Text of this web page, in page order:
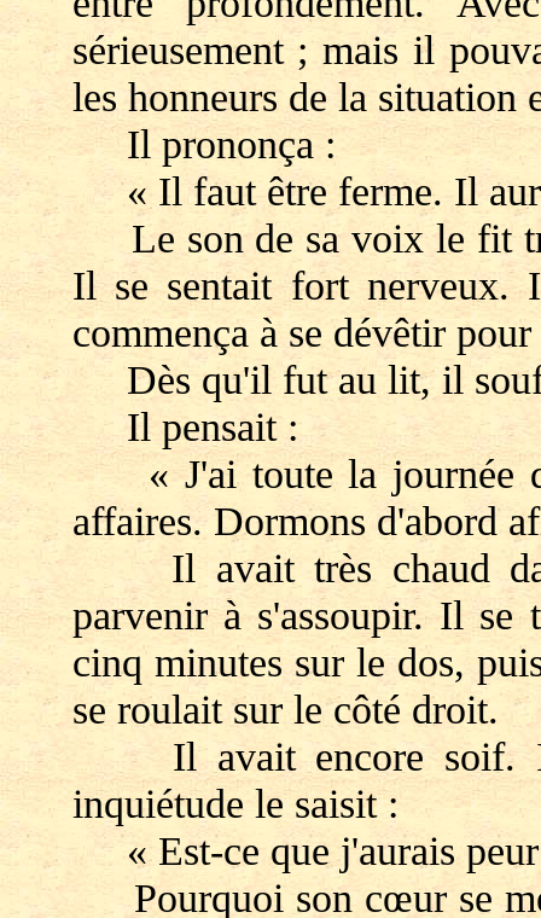
sérieusement ; mais il
les honneurs de la situation
Il prononça :
« Il faut être ferme. Il
Le son de sa voix le fit
Il se sentait fort nerveux.
commença à se dévêtir pour
Dès qu'il fut au lit, il
Il pensait :
« J'ai toute la journée
affaires. Dormons d'abord
Il avait très chaud
parvenir à s'assoupir. Il se
cinq minutes sur le dos,
se roulait sur le côté droit.
Il avait encore soif. Il
inquiétude le saisit :
« Est-ce que j'aurais
Pourquoi son cœur se